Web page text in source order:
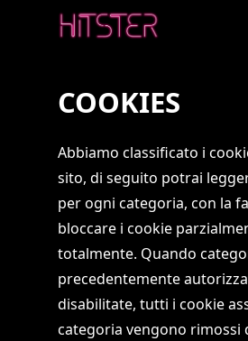
COOKIES
Abbiamo classificato i
sito, di seguito potrai
per ogni categoria, con la
bloccare i cookie
totalmente. Quando
precedentemente
disabilitate, tutti i cookie
categoria vengono rimossi